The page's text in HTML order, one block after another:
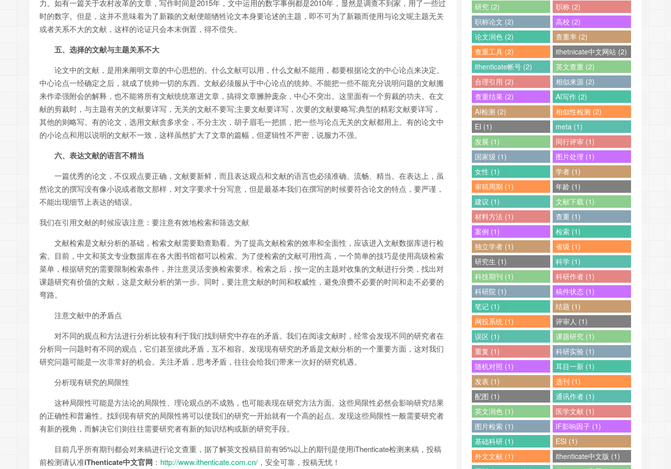
力。如有一篇关于农村改革的文章，写作时间是2015年，文中运用的数字事例都是2010年，显然是调查不到家，用了一些过
时的数字。但是，这并不意味着为了新颖的文献便能牺牲论文本身要论述的主题，即不可为了新颖而使用与论文呢主题无关
或者关系不大的文献，这样的论证只会本末倒置，得不偿失。
五、选择的文献与主题关系不大
论文中的文献，是用来阐明文章的中心思想的。什么文献可以用，什么文献不能用，都要根据论文的中心论点来决定。
中心论点一经确定之后，就成了统帅一切的东西。文献必须服从于中心论点的统帅。不能把一些不能充分说明问题的文献搬
来作牵强附会的解释，也不能将所有文献统统塞进文章，搞得文章臃肿庞杂，中心不突出。这里面有一个剪裁的功夫。在文
献的剪裁时，与主题有关的文献要详写，无关的文献不要写;主要文献要详写，次要的文献要略写;典型的精彩文献要详写，
其他的则略写。有的论文，选用文献贪多求全，不分主次，胡子眉毛一把抓，把一些与论点无关的文献都用上。有的论文中
的小论点和用以说明的文献不一致，这样虽然扩大了文章的篇幅，但逻辑性不严密，说服力不强。
六、表达文献的语言不精当
一篇优秀的论文，不仅观点要正确，文献要新鲜，而且表达观点和文献的语言也必须准确、流畅、精当。在表达上，虽
然论文的撰写没有像小说或者散文那样，对文字要求十分写意，但是最基本我们在撰写的时候要符合论文的特点，要严谨，
不能出现细节上表达的错误。
我们在引用文献的时候应该注意：要注意有效地检索和筛选文献
文献检索是文献分析的基础，检索文献需要勤查勤看。为了提高文献检索的效率和全面性，应该进入文献数据库进行检
索。目前，中文和英文专业数据库在各大图书馆都可以检索。为了使检索的文献可用性高，一个简单的技巧是使用高级检索
菜单，根据研究的需要限制检索条件，并注意灵活变换检索要求。检索之后，按一定的主题对收集的文献进行分类，找出对
课题研究有价值的文献，这是文献分析的第一步。同时，要注意文献的时间和权威性，避免浪费不必要的时间和走不必要的
弯路。
注意文献中的矛盾点
对不同的观点和方法进行分析比较有利于我们找到研究中存在的矛盾。我们在阅读文献时，经常会发现不同的研究者在
分析同一问题时有不同的观点，它们甚至彼此矛盾，互不相容。发现现有研究的矛盾是文献分析的一个重要方面，这对我们
研究问题可能是一次非常好的机会。关注矛盾，思考矛盾，往往会给我们带来一次好的研究机遇。
分析现有研究的局限性
这种局限性可能是方法论的局限性、理论观点的不成熟，也可能表现在研究方法方面。这些局限性必然会影响研究结果
的正确性和普遍性。找到现有研究的局限性将可以使我们的研究一开始就有一个高的起点。发现这些局限性一般需要研究者
有新的视角，而解决它们则往往需要研究者有新的知识结构或新的研究手段。
目前几乎所有期刊都会对来稿进行论文查重，据了解英文投稿目前有95%以上的期刊是使用iThenticate检测来稿，投稿
前检测请认准iThenticate中文官网 ： http://www.ithenticate.com.cn/，安全可靠，投稿无忧！
研究 (2)
职称 (2)
职称论文 (2)
高校 (2)
论文润色 (2)
查重率 (2)
查重工具 (2)
ithetnicate中文网站 (2)
ithenticate帐号 (2)
英文查重 (2)
合理引用 (2)
相似来源 (2)
查重结果 (2)
AI写作 (2)
AI检测 (2)
相似性检测 (2)
EI (1)
meta (1)
发展 (1)
同行评审 (1)
国家级 (1)
图片处理 (1)
女性 (1)
学者 (1)
审稿周期 (1)
年龄 (1)
建议 (1)
文献下载 (1)
材料方法 (1)
查重 (1)
案例 (1)
检索 (1)
独立学者 (1)
省级 (1)
研究生 (1)
科学 (1)
科技期刊 (1)
科研作者 (1)
科研院 (1)
稿件状态 (1)
笔记 (1)
结题 (1)
网投系统 (1)
评审人 (1)
误区 (1)
课题研究 (1)
重复 (1)
科研实验 (1)
随机对照 (1)
耳目一新 (1)
发表 (1)
选刊 (1)
配图 (1)
通讯作者 (1)
英文润色 (1)
医学文献 (1)
图片检索 (1)
IF影响因子 (1)
基础科研 (1)
ESI (1)
外文文献 (1)
ithenticate中文版 (1)